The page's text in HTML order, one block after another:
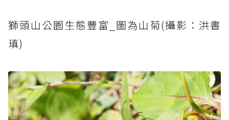
獅頭山公園生態豐富_圖為山菊(攝影：洪書
瑱)